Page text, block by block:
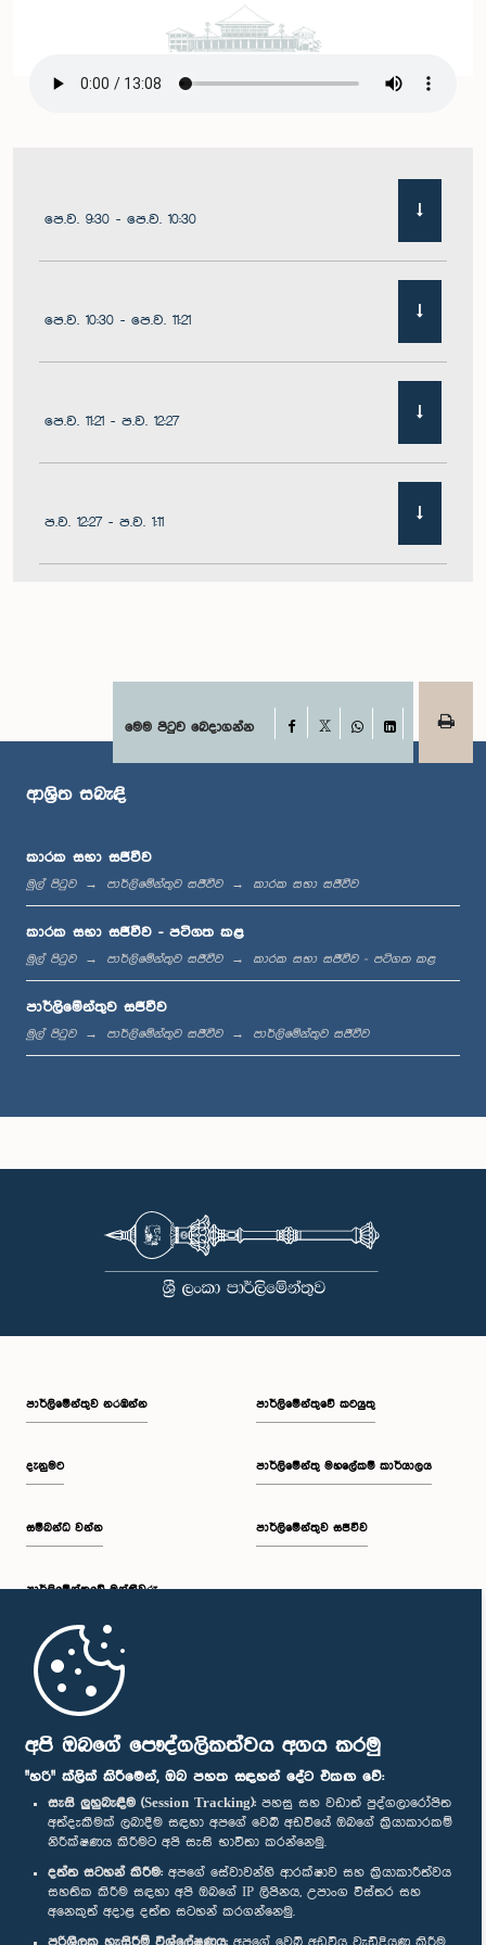
අපි ඔබගේ පෞද්ගලිකත්වය අගය කරමු
"හරි" ක්ලික් කිරීමෙන්, ඔබ පහත සඳහන් දේට එකඟ වේ:
සැසි ලුහුබැඳීම (Session Tracking): පහසු සහ වඩාත් පුද්ගලාරෝපිත
අත්දැකීමක් ලබාදීම සඳහා අපගේ වෙබ් අඩවියේ ඔබගේ ක්‍රියාකාරකම්
නිරීක්ෂණය කිරීමට අපි සැසි භාවිතා කරන්නෙමු.
දත්ත සටහන් කිරීම: අපගේ සේවාවන්හි ආරක්ෂාව සහ ක්‍රියාකාරීත්වය
සහතික කිරීම සඳහා අපි ඔබගේ IP ලිපිනය, උපාංග විස්තර සහ
අනෙකුත් අදාළ දත්ත සටහන් කරගන්නෙමු.
පෙ.ව. 9:30 - පෙ.ව. 10:30
පෙ.ව. 10:30 - පෙ.ව. 11:21
පෙ.ව. 11:21 - ප.ව. 12:27
ප.ව. 12:27 - ප.ව. 1:11
ප.ව. 1:22 - ප.ව. 1:29
ප.ව. 1:36 - ප.ව. 1:44
ප.ව. 1:44 - ප.ව. 1:53
ප.ව. 2:05 - ප.ව. 2:15
ප.ව. 2:30 - ප.ව. 2:39
ප.ව. 2:39 - ප.ව. 2:48
ප.ව. 2:48 - ප.ව. 2:57
ප.ව. 2:57 - ප.ව. 3:04
ප.ව. 3:04 - ප.ව. 3:14
මෙම පිටුව බෙදාගන්න Facebook
WhatsApp
LinkedIn
ආශ්‍රිත සබැඳි
කාරක සභා සජීවීව
මුල් පිටුව පාර්ලිමේන්තුව සජීවීව කාරක සභා සජීවීව
කාරක සභා සජීවීව - පටිගත කළ
මුල් පිටුව පාර්ලිමේන්තුව සජීවීව කාරක සභා සජීවීව - පටිගත කළ
පාර්ලිමේන්තුව සජීවීව
මුල් පිටුව පාර්ලිමේන්තුව සජීවීව පාර්ලිමේන්තුව සජීවීව
පාර්ලි‌මේන්තුව නරඹන්න
දැනුමට
සම්බන්ධ වන්න
පාර්ලි‌මේන්තුවේ මන්ත්‍රීවරු
මුල් පිටුව
පාර්ලිමේන්තුවේ කටයුතු
පාර්ලිමේන්තු මහලේකම් කාර්යාලය
පාර්ලිමේන්තුව සජීවීව
පාර්ලිමේන්තු ජංගම යෙදුම
අප හා සම්බන්ධ වී සිටින්න :
සම්මාන